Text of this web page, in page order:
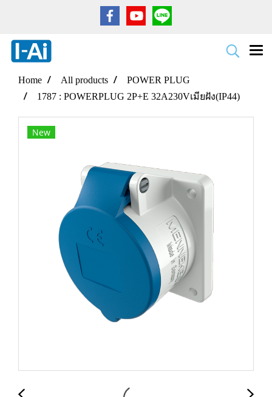
Home All products
POWER PLUG
1787 : POWERPLUG 2P+E 32A230Vเมียฝัง(IP44)
New